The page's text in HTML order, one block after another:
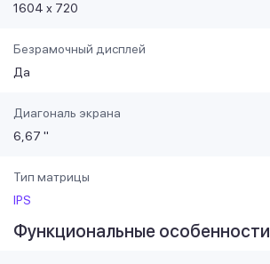
1604 х 720
Безрамочный дисплей
Да
Диагональ экрана
6,67 "
Тип матрицы
IPS
Функциональные особенности